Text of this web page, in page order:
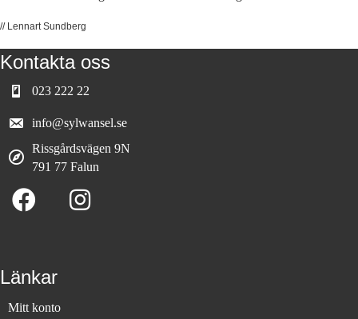
// Lennart Sundberg
Kontakta oss
023 222 22
info@sylwansel.se
Rissgårdsvägen 9N
791 77 Falun
Länkar
Mitt konto